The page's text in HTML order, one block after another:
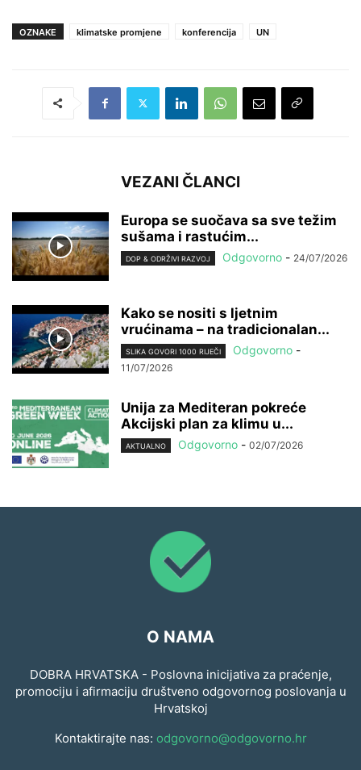
OZNAKE klimatske promjene konferencija UN
VEZANI ČLANCI
Europa se suočava sa sve težim
sušama i rastućim...
DOP & ODRŽIVI RAZVOJ Odgovorno - 24/07/2026
Kako se nositi s ljetnim
vrućinama – na tradicionalan...
SLIKA GOVORI 1000 RIJEČI Odgovorno -
11/07/2026
Unija za Mediteran pokreće
Akcijski plan za klimu u...
AKTUALNO Odgovorno - 02/07/2026
O NAMA
DOBRA HRVATSKA - Poslovna inicijativa za praćenje,
promociju i afirmaciju društveno odgovornog poslovanja u
Hrvatskoj
Kontaktirajte nas: odgovorno@odgovorno.hr